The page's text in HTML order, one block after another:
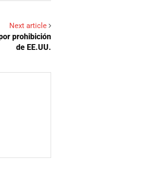
Next article
prohibición
de EE.UU.